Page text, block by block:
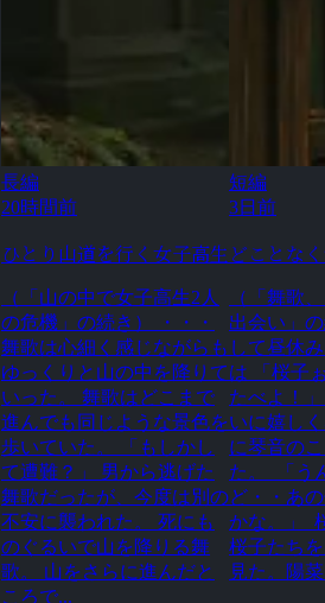
長編
20時間前
ひとり山道を行く女子高生
（「山の中で女子高生2人
の危機」の続き） ・・・
舞歌は心細く感じながらも
ゆっくりと山の中を降りて
いった。 舞歌はどこまで
進んでも同じような景色を
歩いていた。 「もしかし
て遭難？」 男から逃げた
舞歌だったが、今度は別の
不安に襲われた。 死にも
のぐるいで山を降りる舞
歌。 山をさらに進んだと
ころで...
短編
3日前
どことな
（「舞歌
出会い」
して昼休
は 「桜子
たべよ！
いに嬉し
に琴音の
た。 「う
ど・・あ
かな。」
桜子たち
見た。陽